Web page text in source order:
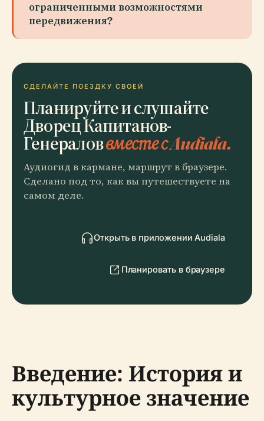
ограниченными возможностями
передвижения?
СДЕЛАЙТЕ ПОЕЗДКУ СВОЕЙ
Планируйте и слушайте
Дворец Капитанов-
Генераловвместе с Audiala.
Аудиогид в кармане, маршрут в браузере.
Сделано под то, как вы путешествуете на
самом деле.
Открыть в приложении Audiala
Планировать в браузере
Введение: История и
культурное значение